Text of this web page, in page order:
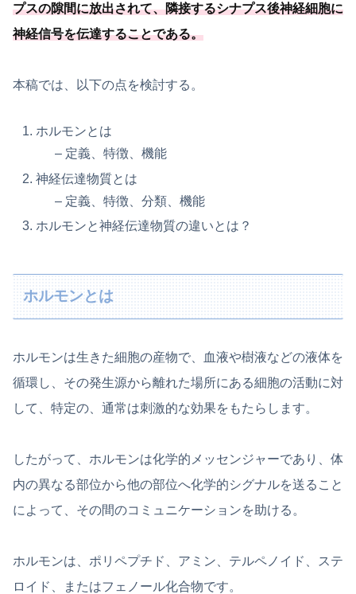
プスの隙間に放出されて、隣接するシナプス後神経細胞に
神経信号を伝達することである。
本稿では、以下の点を検討する。
ホルモンとは
– 定義、特徴、機能
神経伝達物質とは
– 定義、特徴、分類、機能
ホルモンと神経伝達物質の違いとは？
ホルモンとは
ホルモンは生きた細胞の産物で、血液や樹液などの液体を
循環し、その発生源から離れた場所にある細胞の活動に対
して、特定の、通常は刺激的な効果をもたらします。
したがって、ホルモンは化学的メッセンジャーであり、体
内の異なる部位から他の部位へ化学的シグナルを送ること
によって、その間のコミュニケーションを助ける。
ホルモンは、ポリペプチド、アミン、テルペノイド、ステ
ロイド、またはフェノール化合物です。